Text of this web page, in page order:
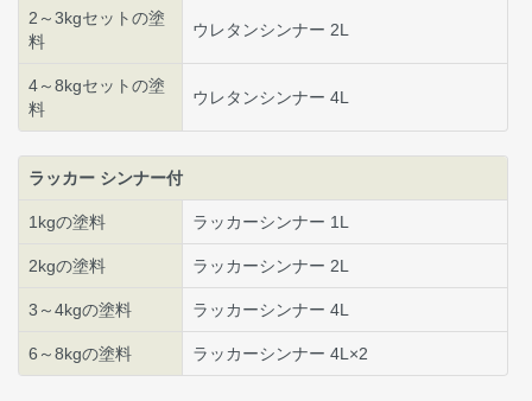
2～3kgセットの塗
料
ウレタンシンナー 2L
4～8kgセットの塗
料
ウレタンシンナー 4L
ラッカー シンナー付
1kgの塗料 ラッカーシンナー 1L
2kgの塗料 ラッカーシンナー 2L
3～4kgの塗料 ラッカーシンナー 4L
6～8kgの塗料 ラッカーシンナー 4L×2